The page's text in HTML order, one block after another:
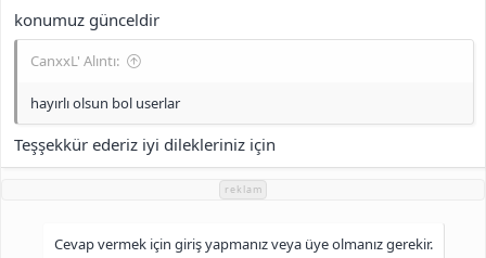
konumuz günceldir
CanxxL' Alıntı:
hayırlı olsun bol userlar
Teşşekkür ederiz iyi dilekleriniz için
reklam
Cevap vermek için giriş yapmanız veya üye olmanız gerekir.